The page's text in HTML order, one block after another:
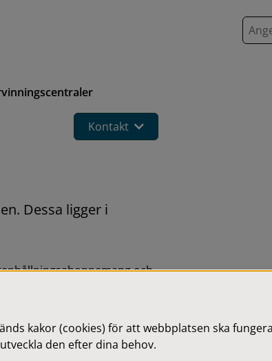
S
ö
Kontakt
Dessa ligger i
och
till exempel
och motorgräsklippare, ska
I vissa fall kan
en avgift.
kakor (cookies) för att webbplatsen ska
den efter dina behov.